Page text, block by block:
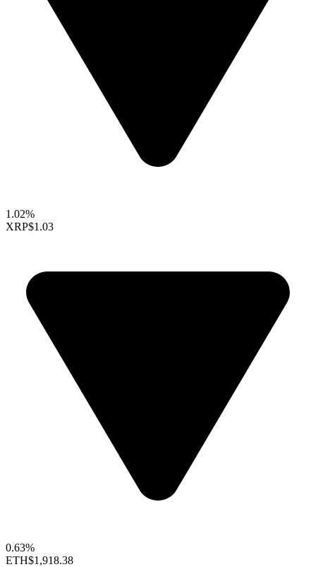
1.02%
XRP$1.03
0.63%
ETH$1,918.38